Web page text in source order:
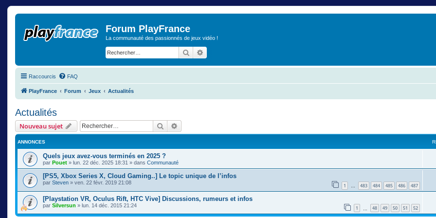
Forum PlayFrance
La communauté des passionnés de jeux vidéo !
Rechercher
Raccourcis FAQ
PlayFrance Forum Jeux Actualités
Actualités
Nouveau sujet Rechercher
ANNONCES
Quels jeux avez-vous terminés en 2025 ?
par Pouet » lun. 22 déc. 2025 18:31 » dans Communauté
[PS5, Xbox Series X, Cloud Gaming..] Le topic unique de l’infos
par Steven » ven. 22 févr. 2019 21:08 1 … 483 484 485 486 487
[Playstation VR, Oculus Rift, HTC Vive] Discussions, rumeurs et infos
par Silversun » lun. 14 déc. 2015 21:24 1 48 49 50 51 52